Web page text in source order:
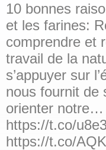
10 bonnes
et les farines:
comprendre et
travail de la
s’appuyer sur
nous fournit de
orienter notre…
https://t.co/
https://t.co/